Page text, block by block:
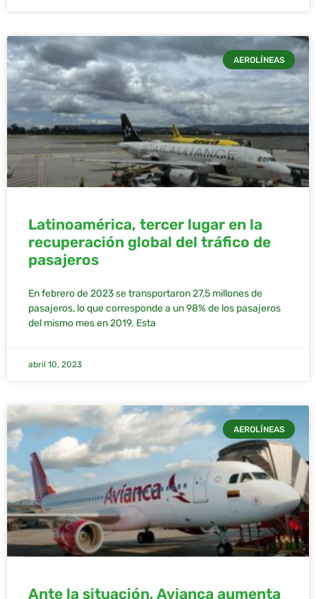
AEROLÍNEAS
Latinoamérica, tercer lugar en la
recuperación global del tráfico de
pasajeros
En febrero de 2023 se transportaron 27,5 millones de
pasajeros, lo que corresponde a un 98% de los pasajeros
del mismo mes en 2019. Esta
abril 10, 2023
AEROLÍNEAS
Ante la situación, Avianca aumenta